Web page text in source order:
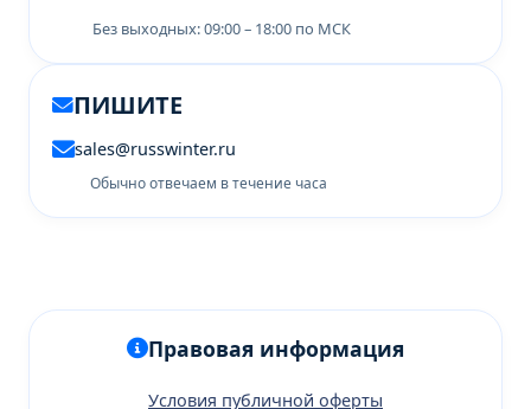
Без выходных: 09:00 – 18:00 по МСК
ПИШИТЕ
sales@russwinter.ru
Обычно отвечаем в течение часа
Правовая информация
Условия публичной оферты